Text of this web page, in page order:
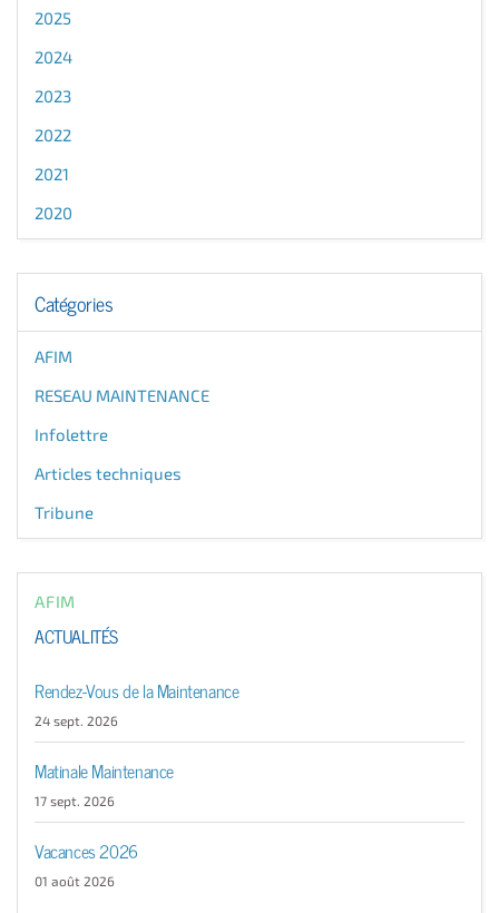
2025
2024
2023
2022
2021
2020
Catégories
AFIM
RESEAU MAINTENANCE
Infolettre
Articles techniques
Tribune
AFIM
ACTUALITÉS
Rendez-Vous de la Maintenance
24 sept. 2026
Matinale Maintenance
17 sept. 2026
Vacances 2026
01 août 2026